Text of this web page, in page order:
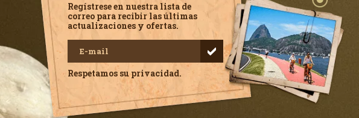
Regístrese en nuestra lista de
correo para recibir las últimas
actualizaciones y ofertas.
Respetamos su privacidad.